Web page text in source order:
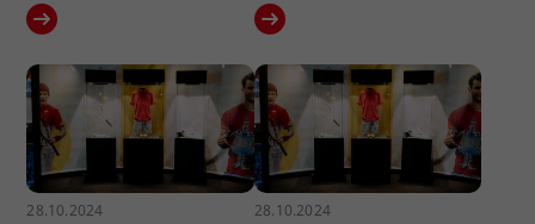
28.10.2024 28.10.2024